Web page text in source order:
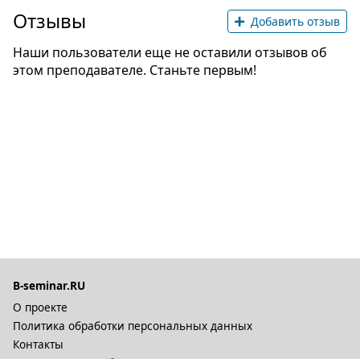
Отзывы Добавить отзыв
Наши пользователи еще не оставили отзывов об
этом преподавателе. Станьте первым!
B-seminar.RU
О проекте
Политика обработки персональных данных
Контакты